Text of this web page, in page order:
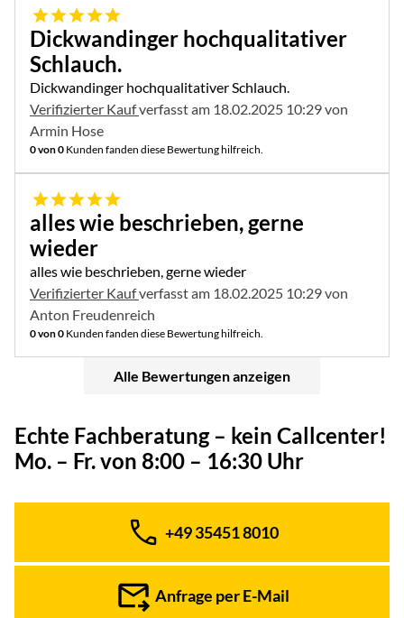
5 von 5
Dickwandinger hochqualitativer
Schlauch.
Dickwandinger hochqualitativer Schlauch.
Verifizierter Kaufverfasst am 18.02.2025 10:29 von
Armin Hose
0 von 0 Kunden fanden diese Bewertung hilfreich.
5 von 5
alles wie beschrieben, gerne
wieder
alles wie beschrieben, gerne wieder
Verifizierter Kaufverfasst am 18.02.2025 10:29 von
Anton Freudenreich
0 von 0 Kunden fanden diese Bewertung hilfreich.
Alle Bewertungen anzeigen
Echte Fachberatung – kein Callcenter!
Mo. – Fr. von 8:00 – 16:30 Uhr
Telefon:
+49 35451 8010
Anfrage per E-Mail